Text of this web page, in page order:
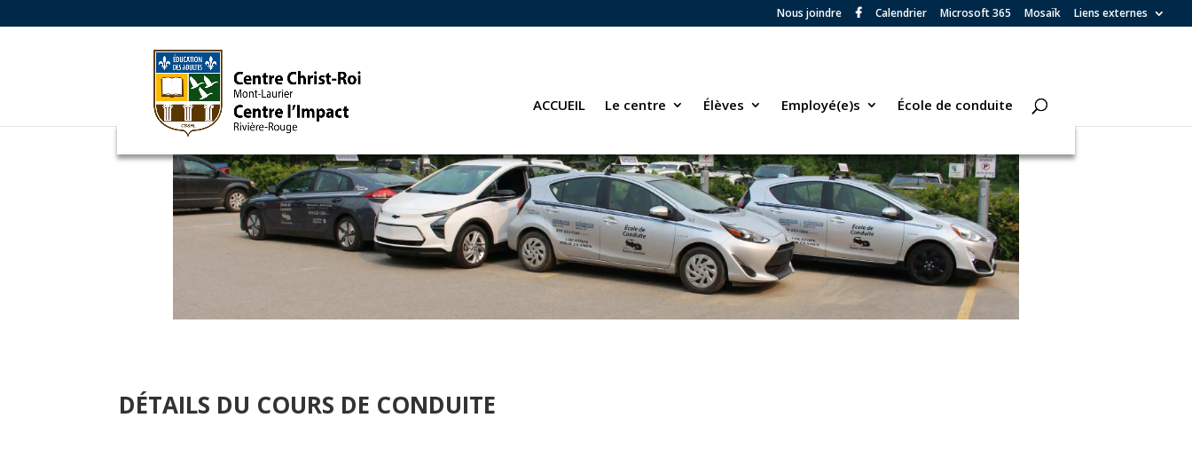
Nous joindre Calendrier Microsoft 365 Mosaïk Liens externes
ACCUEIL Le centre Élèves Employé(e)s École de conduite
DÉTAILS DU COURS DE CONDUITE